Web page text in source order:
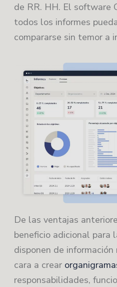
de RR. HH. El software
todos los informes
compararse sin temor a
De las ventajas
beneficio adicional para
disponen de
cara a crear
responsabilidades,